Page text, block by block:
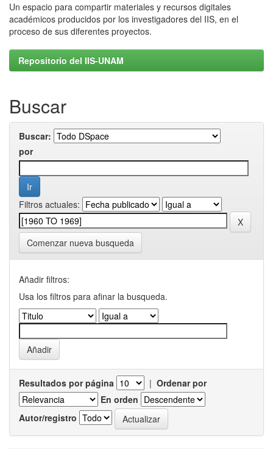
Un espacio para compartir materiales y recursos digitales
académicos producidos por los investigadores del IIS, en el
proceso de sus diferentes proyectos.
Repositorio del IIS-UNAM
Buscar
Buscar:
por
Filtros actuales:
Comenzar nueva busqueda
Añadir filtros:
Usa los filtros para afinar la busqueda.
Resultados por página | Ordenar por
En orden
Autor/registro